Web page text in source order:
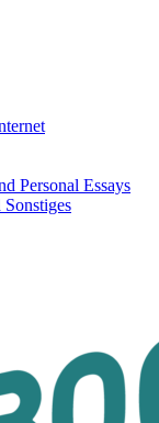
Personal Essays
Sonstiges